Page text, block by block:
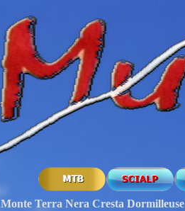
Monte Terra Nera Cresta Dormilleuse